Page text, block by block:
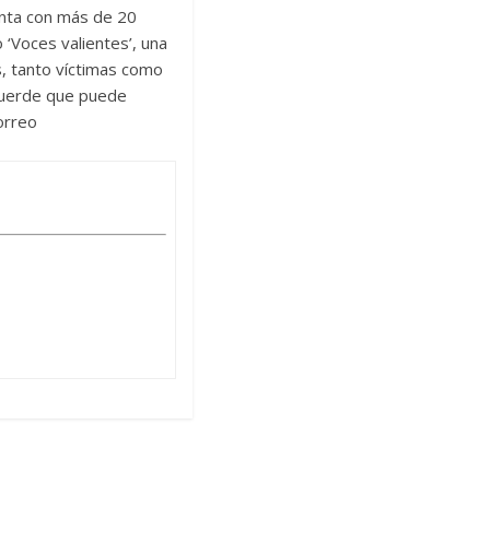
con más de 20
valientes’, una
tanto víctimas como
que puede